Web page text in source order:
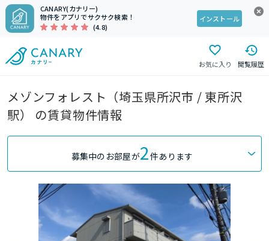
CANARY(カナリー)
物件をアプリでサクサク検索！
(4.8)
インストール
お気に入り 閲覧履歴
メゾンフォレスト（埼玉県所沢市 / 東所沢
駅） の賃貸物件情報
募集中のお部屋が2件あります